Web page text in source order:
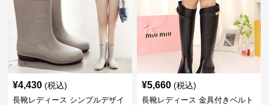
¥4,430 (税込)
長靴レディース シンプルデザイ
¥5,660 (税込)
長靴レディース 金具付きベルト